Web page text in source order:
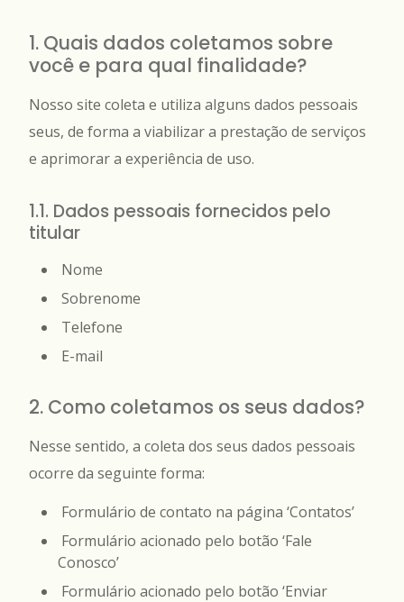
1. Quais dados coletamos sobre
você e para qual finalidade?
Nosso site coleta e utiliza alguns dados pessoais
seus, de forma a viabilizar a prestação de serviços
e aprimorar a experiência de uso.
1.1. Dados pessoais fornecidos pelo
titular
Nome
Sobrenome
Telefone
E-mail
2. Como coletamos os seus dados?
Nesse sentido, a coleta dos seus dados pessoais
ocorre da seguinte forma:
Formulário de contato na página ‘Contatos’
Formulário acionado pelo botão ‘Fale
Conosco’
Formulário acionado pelo botão ‘Enviar